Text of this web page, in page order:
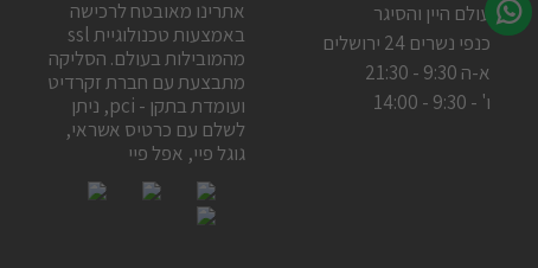
עולם היין והסיגר
כנפי נשרים 24 ירושלים
א-ה 9:30 - 21:30
ו' - 9:30 - 14:00
אתרינו מאובטח לרכישה
באמצעות טכנולוגיית ssl
מהמובילות בעולם. הסליקה
מתבצעת עם חברת זקרדיט
ועומדת בתקן - pci, ניתן
לשלם עם כרטיס אשראי,
גוגל פיי, אפל פיי